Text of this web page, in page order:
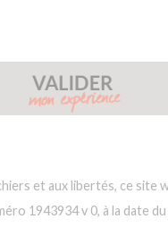
et aux libertés, ce
1943934 v 0, à la date